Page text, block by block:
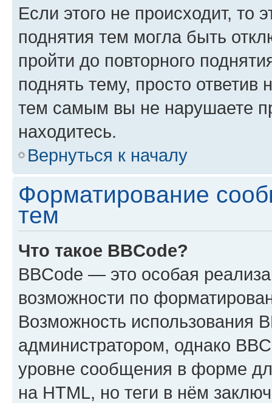
Если этого не происходит, то
поднятия тем могла быть
пройти до повторного
поднять тему, просто ответив
тем самым вы не нарушаете
находитесь.
Вернуться к началу
Форматирование
тем
Что такое BBCode?
BBCode — это особая
возможности по
Возможность использования
администратором, однако
уровне сообщения в форме
на HTML, но теги в нём